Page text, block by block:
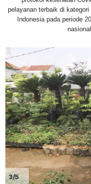
pelayanan terbaik di
Indonesia pada periode
3/5